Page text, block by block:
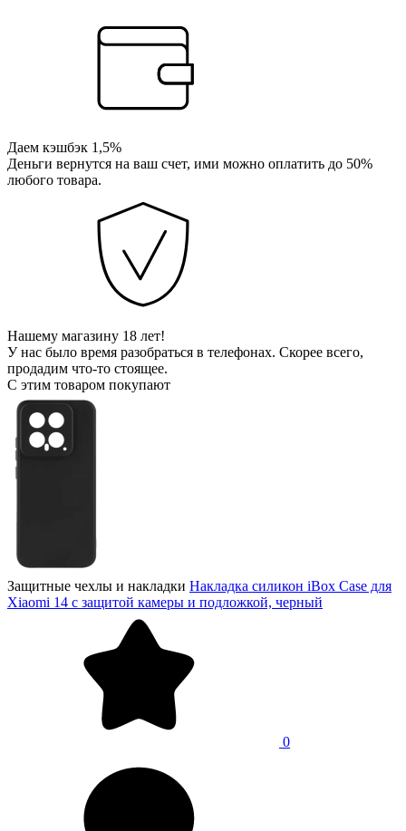
Даем кэшбэк 1,5%
Деньги вернутся на ваш счет, ими можно оплатить до 50%
любого товара.
Нашему магазину 18 лет!
У нас было время разобраться в телефонах. Скорее всего,
продадим что-то стоящее.
С этим товаром покупают
Защитные чехлы и накладки Накладка силикон iBox Case для
Xiaomi 14 с защитой камеры и подложкой, черный
0